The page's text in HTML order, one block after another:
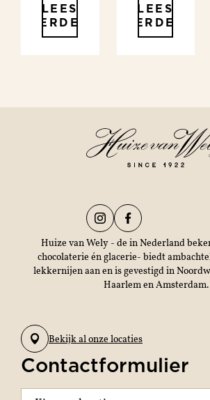
LEES
VERDER
LEES
VERDER
Huize van Wely - de in Nederland
chocolaterie én glacerie- biedt
lekkernijen aan en is gevestigd in
Haarlem en Amsterdam.
Bekijk al onze locaties
Contactformulier